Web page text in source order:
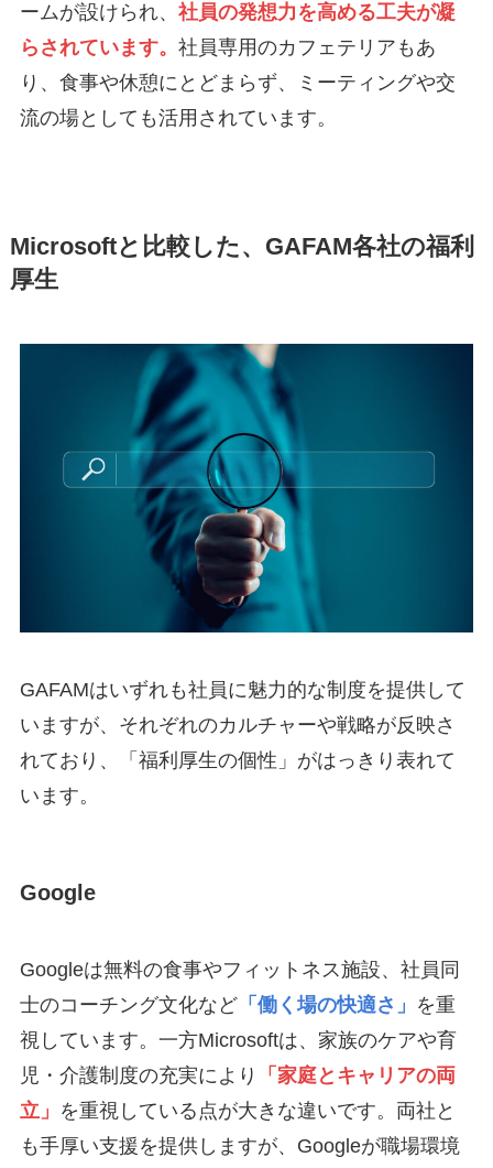
ームが設けられ、 社員の発想力を高める工夫が凝
らされています。 社員専用のカフェテリアもあ
り、食事や休憩にとどまらず、ミーティングや交
流の場としても活用されています。
Microsoftと比較した、GAFAM各社の福利
厚生
GAFAMはいずれも社員に魅力的な制度を提供して
いますが、それぞれのカルチャーや戦略が反映さ
れており、「福利厚生の個性」がはっきり表れて
います。
Google
Googleは無料の食事やフィットネス施設、社員同
士のコーチング文化など「働く場の快適さ」 を重
視しています。一方Microsoftは、家族のケアや育
児・介護制度の充実により
「家庭とキャリアの両
立」 を重視している点が大きな違いです。両社と
も手厚い支援を提供しますが、Googleが職場環境